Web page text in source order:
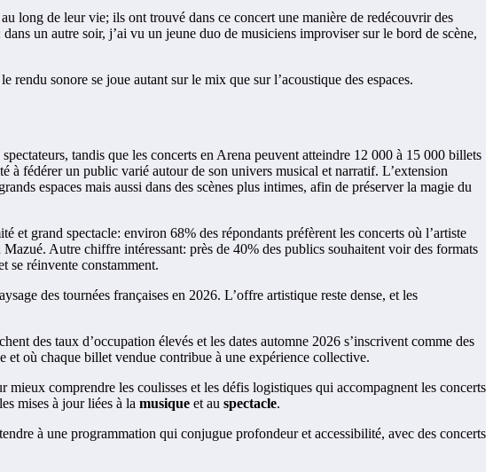
long de leur vie; ils ont trouvé dans ce concert une manière de redécouvrir des
dans un autre soir, j’ai vu un jeune duo de musiciens improviser sur le bord de scène,
rendu sonore se joue autant sur le mix que sur l’acoustique des espaces.
tandis que les concerts en Arena peuvent atteindre 12 000 à 15 000 billets
à fédérer un public varié autour de son univers musical et narratif. L’extension
espaces mais aussi dans des scènes plus intimes, afin de préserver la magie du
grand spectacle: environ 68% des répondants préfèrent les concerts où l’artiste
Autre chiffre intéressant: près de 40% des publics souhaitent voir des formats
se réinvente constamment.
des tournées françaises en 2026. L’offre artistique reste dense, et les
des taux d’occupation élevés et les dates automne 2026 s’inscrivent comme des
et où chaque billet vendue contribue à une expérience collective.
mieux comprendre les coulisses et les défis logistiques qui accompagnent les concerts
mises à jour liées à la musique et au spectacle.
à une programmation qui conjugue profondeur et accessibilité, avec des concerts